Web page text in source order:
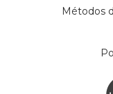
Métodos